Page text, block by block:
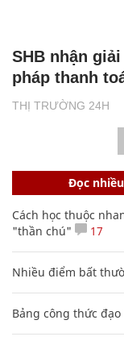
THỊ TRƯỜNG 24H
SHB nhận
pháp thanh
Đọc nhiều
Cách học thuộc
"thần chú"
17
Nhiều điểm bất
Bảng công thức